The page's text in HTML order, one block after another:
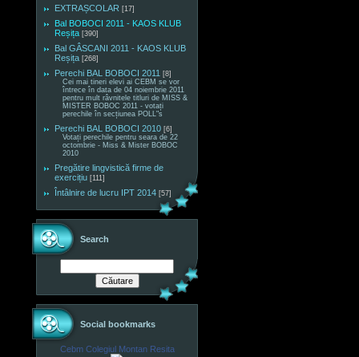
EXTRAȘCOLAR [17]
Bal BOBOCI 2011 - KAOS KLUB
Reșița [390]
Bal GÂSCANI 2011 - KAOS KLUB
Reșița [268]
Perechi BAL BOBOCI 2011 [8]
Cei mai tineri elevi ai CEBM se vor
întrece în data de 04 noiembrie 2011
pentru mult râvnitele titluri de MISS &
MISTER BOBOC 2011 - votați
perechile în secțiunea POLL"s
Perechi BAL BOBOCI 2010 [6]
Votați perechile pentru seara de 22
octombrie - Miss & Mister BOBOC
2010
Pregătire lingvistică firme de
exercițiu [111]
Întâlnire de lucru IPT 2014 [57]
Search
Social bookmarks
Cebm Colegiul Montan Resita